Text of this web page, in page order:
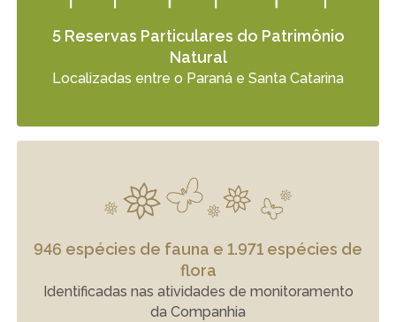
5 Reservas Particulares do Patrimônio
Natural
Localizadas entre o Paraná e Santa Catarina
946 espécies de fauna e 1.971 espécies de
flora
Identificadas nas atividades de monitoramento
da Companhia